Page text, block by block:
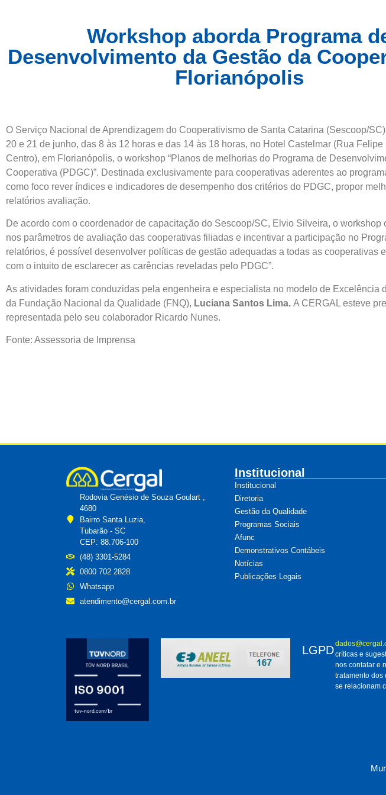
Workshop aborda Programa
Desenvolvimento da Gestão da
Florianópolis
O Serviço Nacional de Aprendizagem do Cooperativismo de Santa Catarina (Sescoop/
20 e 21 de junho, das 8 às 12 horas e das 14 às 18 horas, no Hotel Castelmar (Rua
Centro), em Florianópolis, o workshop “Planos de melhorias do Programa de
Cooperativa (PDGC)”. Destinada exclusivamente para cooperativas aderentes ao
como foco rever índices e indicadores de desempenho dos critérios do PDGC, propor
relatórios avaliação.
De acordo com o coordenador de capacitação do Sescoop/SC, Elvio Silveira, o workshop
nos parâmetros de avaliação das cooperativas filiadas e incentivar a participação no
relatórios, é possível desenvolver políticas de gestão adequadas a todas as cooperativas
com o intuito de esclarecer as carências reveladas pelo PDGC”.
As atividades foram conduzidas pela engenheira e especialista no modelo de Excelência
da Fundação Nacional da Qualidade (FNQ), Luciana Santos Lima. A CERGAL esteve
representada pelo seu colaborador Ricardo Nunes.
Fonte: Assessoria de Imprensa
Rodovia Genésio de Souza Goulart ,
4680
Bairro Santa Luzia,
Tubarão - SC
CEP: 88.706-100
(48) 3301-5284
0800 702 2828
Whatsapp
atendimento@cergal.com.br
Institucional
Institucional
Diretoria
Gestão da Qualidade
Programas Sociais
Afunc
Demonstrativos Contábeis
Notícias
Publicações Legais
LGPDcríticas e
nos contatar e
tratamento dos
se relacionam